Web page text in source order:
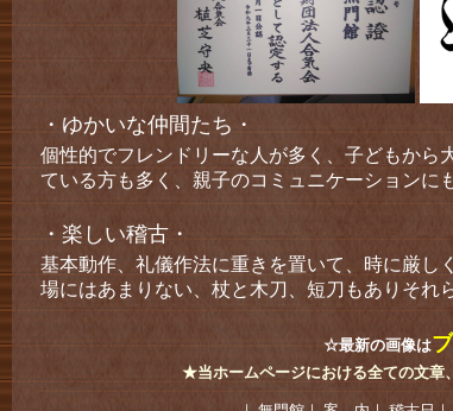
・ゆかいな仲間たち・
個性的でフレンドリーな人が多く、子どもから
ている方も多く、親子のコミュニケーションに
・楽しい稽古・
基本動作、礼儀作法に重きを置いて、時に厳し
場にはあまりない、杖と木刀、短刀もありそれ
☆最新の画像は
★当ホームページにおける全ての文章